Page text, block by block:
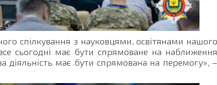
спілкування з науковцями, освітянами нашого
сьогодні має бути спрямоване на наближення
діяльність має бути спрямована на перемогу», –